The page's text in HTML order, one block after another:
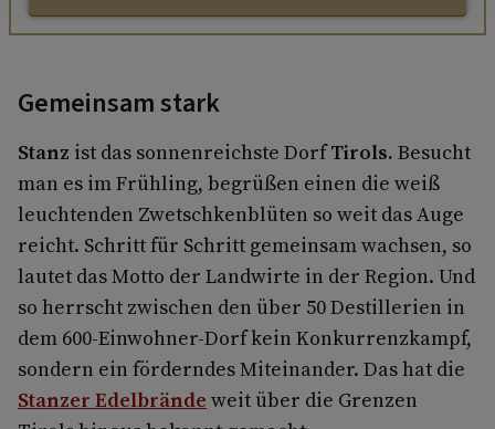
Gemeinsam stark
Stanz ist das sonnenreichste DorfTirols. Besucht
man es im Frühling, begrüßen einen die weiß
leuchtenden Zwetschkenblüten so weit das Auge
reicht. Schritt für Schritt gemeinsam wachsen, so
lautet das Motto der Landwirte in der Region. Und
so herrscht zwischen den über 50 Destillerien in
dem 600-Einwohner-Dorf kein Konkurrenzkampf,
sondern ein förderndes Miteinander. Das hat die
Stanzer Edelbrände weit über die Grenzen